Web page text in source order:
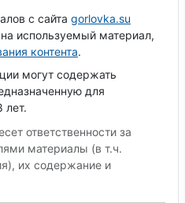
с сайта gorlovka.su
на используемый материал,
контента.
могут содержать
для
лет.
ответственности за
материалы (в т.ч.
их содержание и